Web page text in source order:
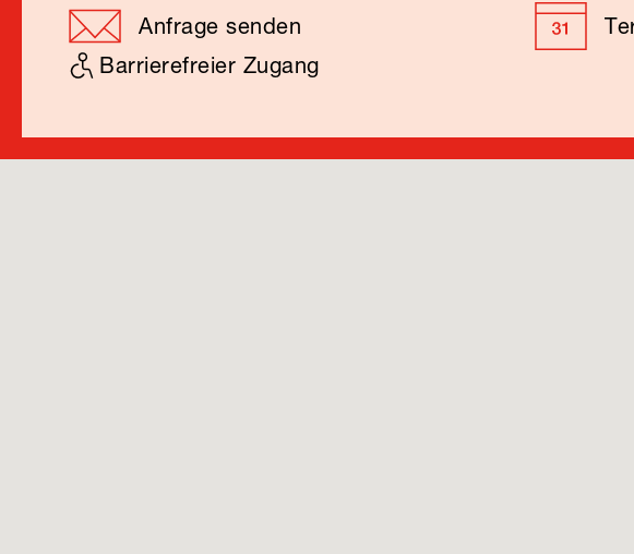
Anfrage senden
Barrierefreier Zugang